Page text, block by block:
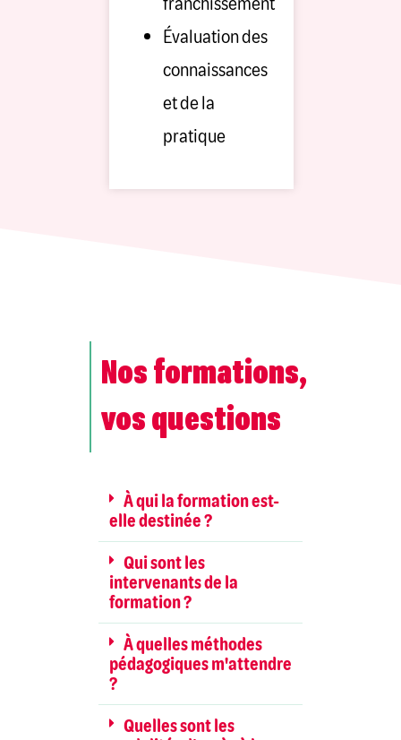
Évaluation des
connaissances
et de la
pratique
Nos formations,
vos questions
À qui la formation est-
elle destinée ?
Qui sont les
intervenants de la
formation ?
À quelles méthodes
pédagogiques m'attendre
?
Quelles sont les